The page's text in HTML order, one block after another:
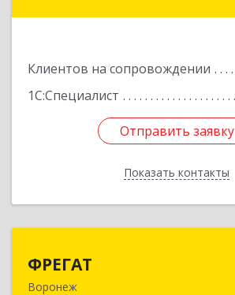
Клиентов на сопровождении
1С:Специалист
Отправить заявку
Показать контакты
Отправить заявку
Назад
ФРЕГАТ
Воронеж